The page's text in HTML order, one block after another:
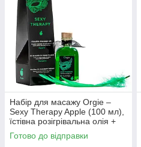
Набір для масажу Orgie –
Sexy Therapy Apple (100 мл),
їстівна розігрівальна олія +
пір’їнка
Готово до відправки